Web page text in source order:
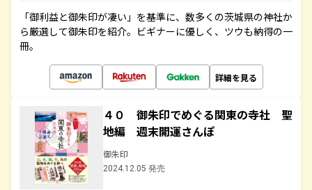
「御利益と御朱印が凄い」を基準に、数多くの茨城県の神社か
ら厳選して御朱印を紹介。ビギナーに優しく、ツウも納得の一
冊。
詳細を見る
４０ 御朱印でめぐる関東の寺社 聖
地編 週末開運さんぽ
御朱印
2024.12.05 発売